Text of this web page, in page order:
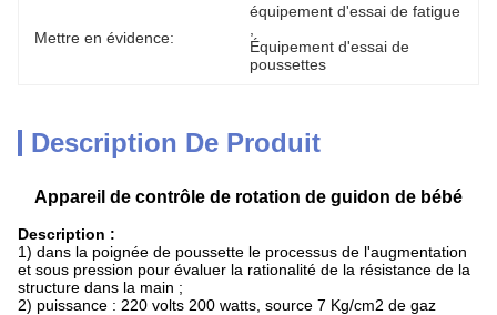
Mettre en évidence:
équipement d'essai de fatigue
Équipement d'essai de
poussettes
Description De Produit
Appareil de contrôle de rotation de guidon de bébé
Description :
1) dans la poignée de poussette le processus de l'augmentation
et sous pression pour évaluer la rationalité de la résistance de la
structure dans la main ;
2) puissance : 220 volts 200 watts, source 7 Kg/cm2 de gaz